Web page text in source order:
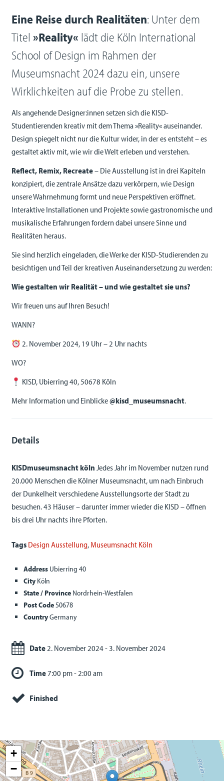
Eine Reise durch Realitäten: Unter dem
Titel »Reality« lädt die Köln International
School of Design im Rahmen der
Museumsnacht 2024 dazu ein, unsere
Wirklichkeiten auf die Probe zu stellen.
Als angehende Designer:innen setzen sich die KISD-
Studentierenden kreativ mit dem Thema »Reality« auseinander.
Design spiegelt nicht nur die Kultur wider, in der es entsteht – es
gestaltet aktiv mit, wie wir die Welt erleben und verstehen.
Reflect, Remix, Recreate– Die Ausstellung ist in drei Kapiteln
konzipiert, die zentrale Ansätze dazu verkörpern, wie Design
unsere Wahrnehmung formt und neue Perspektiven eröffnet.
Interaktive Installationen und Projekte sowie gastronomische und
musikalische Erfahrungen fordern dabei unsere Sinne und
Realitäten heraus.
Sie sind herzlich eingeladen, die Werke der KISD-Studierenden zu
besichtigen und Teil der kreativen Auseinandersetzung zu werden:
Wie gestalten wir Realität – und wie gestaltet sie uns?
Wir freuen uns auf Ihren Besuch!
WANN?
2. November 2024, 19 Uhr – 2 Uhr nachts
WO?
KISD, Ubierring 40, 50678 Köln
Mehr Information und Einblicke@kisd_museumsnacht.
Details
KISDmuseumsnacht köln Jedes Jahr im November nutzen rund
20.000 Menschen die Kölner Museumsnacht, um nach Einbruch
der Dunkelheit verschiedene Ausstellungsorte der Stadt zu
besuchen. 43 Häuser – darunter immer wieder die KISD – öffnen
bis drei Uhr nachts ihre Pforten.
Tags Design Ausstellung,Museumsnacht Köln
AddressUbierring 40
CityKöln
State / ProvinceNordrhein-Westfalen
Post Code50678
CountryGermany
Date2. November 2024 - 3. November 2024
Time7:00 pm - 2:00 am
Finished
+
−